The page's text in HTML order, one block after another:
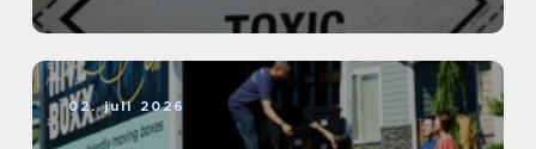
02. juli 2026